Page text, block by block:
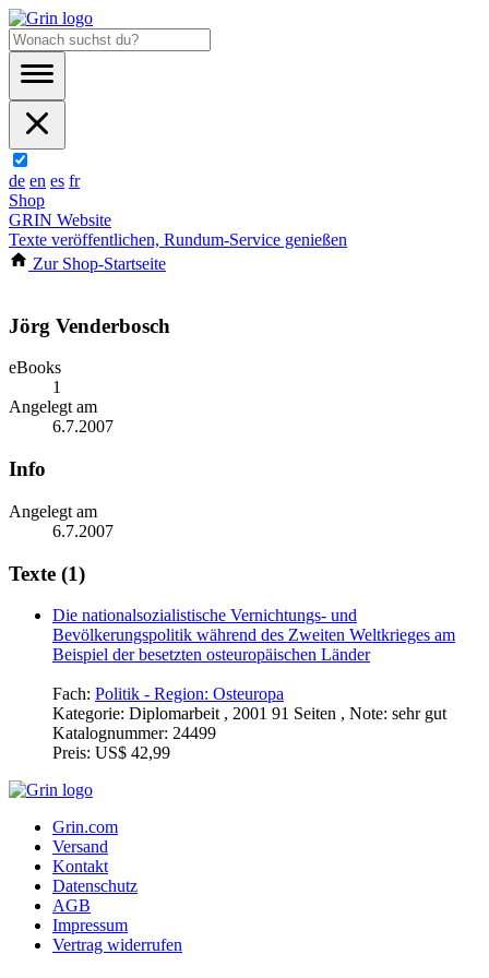
de en es fr
Shop
GRIN Website
Texte veröffentlichen, Rundum-Service genießen
Zur Shop-Startseite
Jörg Venderbosch
eBooks
1
Angelegt am
6.7.2007
Info
Angelegt am
6.7.2007
Texte (1)
Die nationalsozialistische Vernichtungs- und
Bevölkerungspolitik während des Zweiten Weltkrieges am
Beispiel der besetzten osteuropäischen Länder
Fach:Politik - Region: Osteuropa
Kategorie: Diplomarbeit , 2001 91 Seiten , Note: sehr gut
Preis:
Grin.com
Versand
Kontakt
Datenschutz
AGB